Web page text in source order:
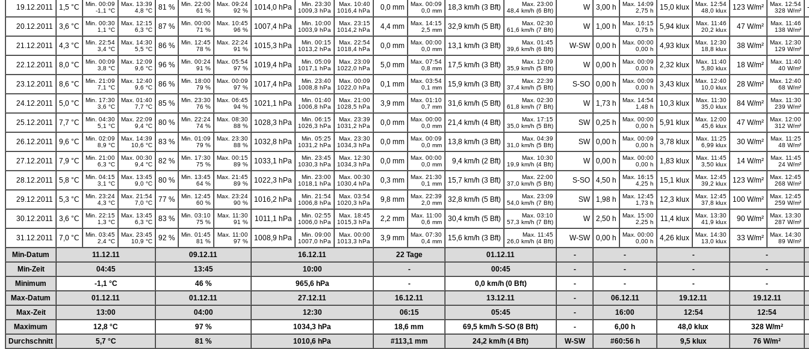
19.12.2011 1,5 °C
Min. 00:09
-1,1 °C
Max. 13:39
4,8 °C
81 %
Min. 22:00
61 %
Max. 09:24
92 %
1014,0 hPa
Min. 23:30
1009,3 hPa
Max. 10:40
1016,4 hPa
0,0 mm
Max. 00:09
0,0 mm
18,3 km/h (3 Bft)
Max. 23:00
48,4 km/h (6 Bft)
W 3,00 h
Max. 14:09
2,75 h
15,0 klux
Max. 12:54
48,0 klux
123 W/m²
Max. 12:54
328 W/m²
20.12.2011 3,6 °C
Min. 00:30
1,1 °C
Max. 12:15
6,3 °C
87 %
Min. 00:00
71 %
Max. 10:45
96 %
1007,4 hPa
Min. 10:00
1003,9 hPa
Max. 23:15
1014,2 hPa
4,4 mm
Max. 14:15
2,5 mm
32,9 km/h (5 Bft)
Max. 02:30
61,6 km/h (7 Bft)
W 1,00 h
Max. 16:15
0,75 h
5,94 klux
Max. 11:46
20,2 klux
47 W/m²
Max. 11:46
138 W/m²
21.12.2011 4,3 °C
Min. 22:54
3,4 °C
Max. 14:30
5,5 °C
86 %
Min. 12:45
78 %
Max. 22:24
91 %
1015,3 hPa
Min. 00:15
1013,2 hPa
Max. 22:54
1018,4 hPa
0,0 mm
Max. 00:00
0,0 mm
13,1 km/h (3 Bft)
Max. 01:45
39,6 km/h (6 Bft)
W-SW 0,00 h
Max. 00:00
0,00 h
4,93 klux
Max. 12:30
18,8 klux
38 W/m²
Max. 12:30
129 W/m²
22.12.2011 8,0 °C
Min. 00:09
3,8 °C
Max. 12:09
9,6 °C
96 %
Min. 00:24
91 %
Max. 05:54
97 %
1019,4 hPa
Min. 05:09
1017,1 hPa
Max. 23:09
1022,0 hPa
5,0 mm
Max. 07:54
0,8 mm
17,5 km/h (3 Bft)
Max. 12:09
35,9 km/h (5 Bft)
W 0,00 h
Max. 00:09
0,00 h
2,32 klux
Max. 11:40
5,80 klux
18 W/m²
Max. 11:40
40 W/m²
23.12.2011 8,6 °C
Min. 21:09
7,1 °C
Max. 12:40
9,6 °C
86 %
Min. 18:00
79 %
Max. 00:09
97 %
1017,4 hPa
Min. 23:40
1008,8 hPa
Max. 00:09
1022,0 hPa
0,1 mm
Max. 03:54
0,1 mm
15,9 km/h (3 Bft)
Max. 22:39
37,4 km/h (5 Bft)
S-SO 0,00 h
Max. 00:09
0,00 h
3,43 klux
Max. 12:40
10,0 klux
28 W/m²
Max. 12:40
68 W/m²
24.12.2011 5,0 °C
Min. 17:30
3,6 °C
Max. 01:40
7,7 °C
85 %
Min. 23:30
76 %
Max. 06:45
94 %
1021,1 hPa
Min. 01:40
1006,8 hPa
Max. 21:00
1028,5 hPa
3,9 mm
Max. 01:10
0,7 mm
31,6 km/h (5 Bft)
Max. 02:30
61,8 km/h (7 Bft)
W 1,73 h
Max. 14:54
1,48 h
10,3 klux
Max. 11:30
35,0 klux
84 W/m²
Max. 11:30
239 W/m²
25.12.2011 7,7 °C
Min. 04:30
5,1 °C
Max. 22:09
9,4 °C
80 %
Min. 22:24
74 %
Max. 08:30
88 %
1028,3 hPa
Min. 06:15
1026,3 hPa
Max. 23:39
1031,2 hPa
0,0 mm
Max. 00:00
0,0 mm
21,4 km/h (4 Bft)
Max. 17:15
35,0 km/h (5 Bft)
SW 0,25 h
Max. 00:00
0,00 h
5,91 klux
Max. 12:00
45,6 klux
47 W/m²
Max. 12:00
312 W/m²
26.12.2011 9,6 °C
Min. 02:09
8,9 °C
Max. 14:39
10,6 °C
83 %
Min. 01:09
79 %
Max. 23:30
88 %
1032,8 hPa
Min. 05:25
1031,2 hPa
Max. 23:30
1034,3 hPa
0,0 mm
Max. 00:09
0,0 mm
13,8 km/h (3 Bft)
Max. 04:39
31,0 km/h (5 Bft)
SW 0,00 h
Max. 00:09
0,00 h
3,78 klux
Max. 11:25
6,99 klux
30 W/m²
Max. 11:25
48 W/m²
27.12.2011 7,9 °C
Min. 21:00
6,3 °C
Max. 00:30
9,4 °C
82 %
Min. 17:30
75 %
Max. 00:15
89 %
1033,1 hPa
Min. 23:45
1030,3 hPa
Max. 12:30
1034,3 hPa
0,0 mm
Max. 00:00
0,0 mm
9,4 km/h (2 Bft)
Max. 10:30
19,9 km/h (4 Bft)
W 0,00 h
Max. 00:00
0,00 h
1,83 klux
Max. 11:45
3,50 klux
14 W/m²
Max. 11:45
24 W/m²
28.12.2011 5,8 °C
Min. 04:15
3,1 °C
Max. 13:45
9,0 °C
80 %
Min. 13:45
64 %
Max. 21:45
89 %
1022,3 hPa
Min. 23:00
1018,1 hPa
Max. 00:30
1030,4 hPa
0,3 mm
Max. 21:30
0,1 mm
15,7 km/h (3 Bft)
Max. 22:00
37,0 km/h (5 Bft)
S-SO 4,50 h
Max. 16:15
4,25 h
15,1 klux
Max. 12:45
39,2 klux
123 W/m²
Max. 12:45
268 W/m²
29.12.2011 5,3 °C
Min. 23:24
4,3 °C
Max. 21:54
7,0 °C
77 %
Min. 12:45
60 %
Max. 23:24
90 %
1016,2 hPa
Min. 21:54
1006,8 hPa
Max. 03:54
1020,3 hPa
9,8 mm
Max. 22:39
2,0 mm
32,8 km/h (5 Bft)
Max. 23:09
54,0 km/h (7 Bft)
SW 1,98 h
Max. 12:45
1,73 h
12,3 klux
Max. 12:45
37,8 klux
100 W/m²
Max. 12:45
259 W/m²
30.12.2011 3,6 °C
Min. 22:15
1,3 °C
Max. 13:45
6,3 °C
83 %
Min. 03:10
75 %
Max. 11:30
91 %
1011,1 hPa
Min. 02:55
1006,0 hPa
Max. 18:45
1015,3 hPa
2,2 mm
Max. 11:00
0,6 mm
30,4 km/h (5 Bft)
Max. 03:10
57,3 km/h (7 Bft)
W 2,50 h
Max. 15:00
2,25 h
11,4 klux
Max. 13:30
41,9 klux
90 W/m²
Max. 13:30
287 W/m²
31.12.2011 7,0 °C
Min. 03:45
2,4 °C
Max. 23:45
10,9 °C
92 %
Min. 01:45
81 %
Max. 11:00
97 %
1008,9 hPa
Min. 09:00
1007,0 hPa
Max. 00:00
1013,3 hPa
3,9 mm
Max. 07:30
0,4 mm
15,6 km/h (3 Bft)
Max. 11:45
26,0 km/h (4 Bft)
W-SW 0,00 h
Max. 00:00
0,00 h
4,26 klux
Max. 14:30
13,0 klux
33 W/m²
Max. 14:30
89 W/m²
Min-Datum 11.12.11 09.12.11 16.12.11 22 Tage 01.12.11 - - -
-
Min-Zeit
04:45 13:45 10:00 - 00:45 - - -
-
Minimum
-1,1 °C 46 % 965,6 hPa - 0,0 km/h (0 Bft) - - -
-
Max-Datum
01.12.11 01.12.11 27.12.11 16.12.11 13.12.11 - 06.12.11 19.12.11
19.12.11
Max-Zeit
13:00 04:00 12:30 06:15 05:45 - 16:00 12:54
12:54
Maximum
12,8 °C 97 % 1034,3 hPa 18,6 mm 69,5 km/h S-SO (8 Bft) - 6,00 h 48,0 klux
328 W/m²
Durchschnitt
5,7 °C 81 % 1010,6 hPa #113,1 mm 24,2 km/h (4 Bft) W-SW #60:56 h 9,5 klux 76 W/m²